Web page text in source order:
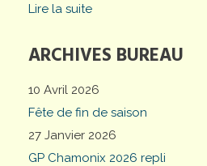
Lire la suite
ARCHIVES BUREAU
10 Avril 2026
Fête de fin de saison
27 Janvier 2026
GP Chamonix 2026 repli